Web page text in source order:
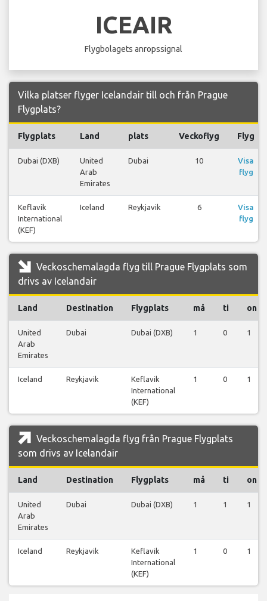
ICEAIR
Flygbolagets anropssignal
Vilka platser flyger Icelandair till och från Prague
Flygplats?
Flygplats Land plats Veckoflyg Flyg
Dubai (DXB)
United
Arab
Emirates
Dubai 10
Visa
flyg
Keflavik
International
(KEF)
Iceland Reykjavik 6
Visa
flyg
Veckoschemalagda flyg till Prague Flygplats som
drivs av Icelandair
Land Destination Flygplats må ti on
United
Arab
Emirates
Dubai Dubai (DXB) 1 0 1
Iceland Reykjavik
Keflavik
International
(KEF)
1 0 1
Veckoschemalagda flyg från Prague Flygplats
som drivs av Icelandair
Land Destination Flygplats må ti on
United
Arab
Emirates
Dubai Dubai (DXB) 1 1 1
Iceland Reykjavik
Keflavik
International
(KEF)
1 0 1